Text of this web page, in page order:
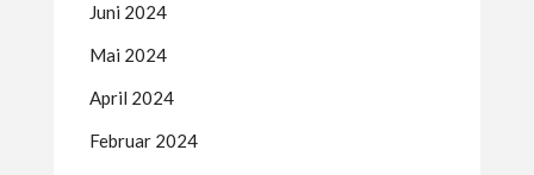
Juni 2024
Mai 2024
April 2024
Februar 2024